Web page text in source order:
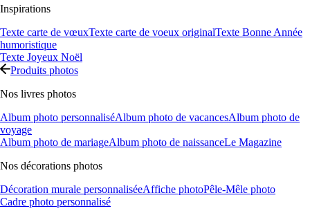
Inspirations
Texte carte de vœuxTexte carte de voeux originalTexte Bonne Année
humoristique
Texte Joyeux Noël
Produits photos
Nos livres photos
Album photo personnaliséAlbum photo de vacancesAlbum photo de
voyage
Album photo de mariageAlbum photo de naissanceLe Magazine
Nos décorations photos
Décoration murale personnaliséeAffiche photoPêle-Mêle photo
Cadre photo personnalisé